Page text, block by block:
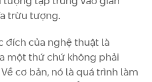
trừu tượng.
đích của nghệ thuật là
một thứ chứ không phải
cơ bản, nó là quá trình làm